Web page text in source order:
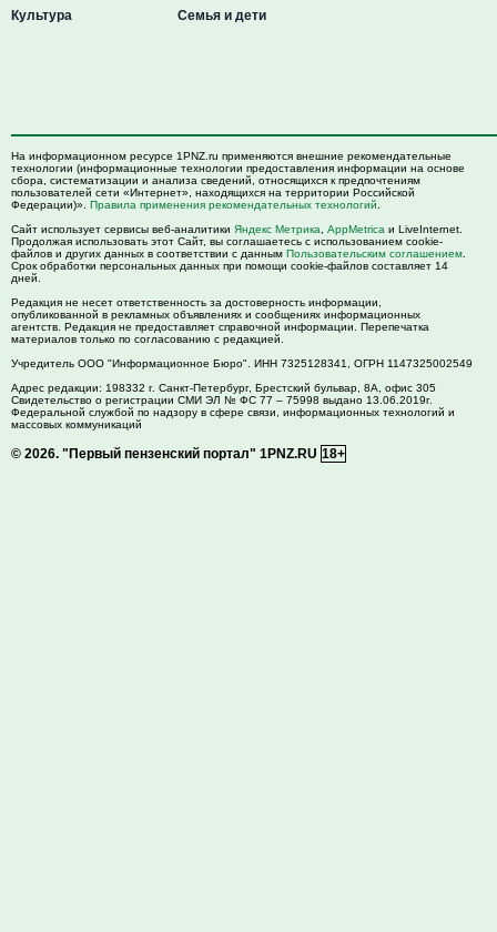
Культура Семья и дети
На информационном ресурсе 1PNZ.ru применяются внешние рекомендательные
технологии (информационные технологии предоставления информации на основе
сбора, систематизации и анализа сведений, относящихся к предпочтениям
пользователей сети «Интернет», находящихся на территории Российской
Федерации)». Правила применения рекомендательных технологий
Сайт использует сервисы веб-аналитики Яндекс Метрика AppMetrica и LiveInternet.
Продолжая использовать этот Сайт, вы соглашаетесь с использованием cookie-
файлов и других данных в соответствии с данным Пользовательским соглашением
Срок обработки персональных данных при помощи cookie-файлов составляет 14
дней.
Редакция не несет ответственность за достоверность информации,
опубликованной в рекламных объявлениях и сообщениях информационных
агентств. Редакция не предоставляет справочной информации. Перепечатка
материалов только по согласованию с редакцией.
Учредитель ООО "Информационное Бюро". ИНН 7325128341, ОГРН 1147325002549
Адрес редакции: 198332 г. Санкт-Петербург, Брестский бульвар, 8А, офис 305
Свидетельство о регистрации СМИ ЭЛ № ФС 77 – 75998 выдано 13.06.2019г.
Федеральной службой по надзору в сфере связи, информационных технологий и
массовых коммуникаций
© 2026. "Первый пензенский портал" 1PNZ.RU 18+